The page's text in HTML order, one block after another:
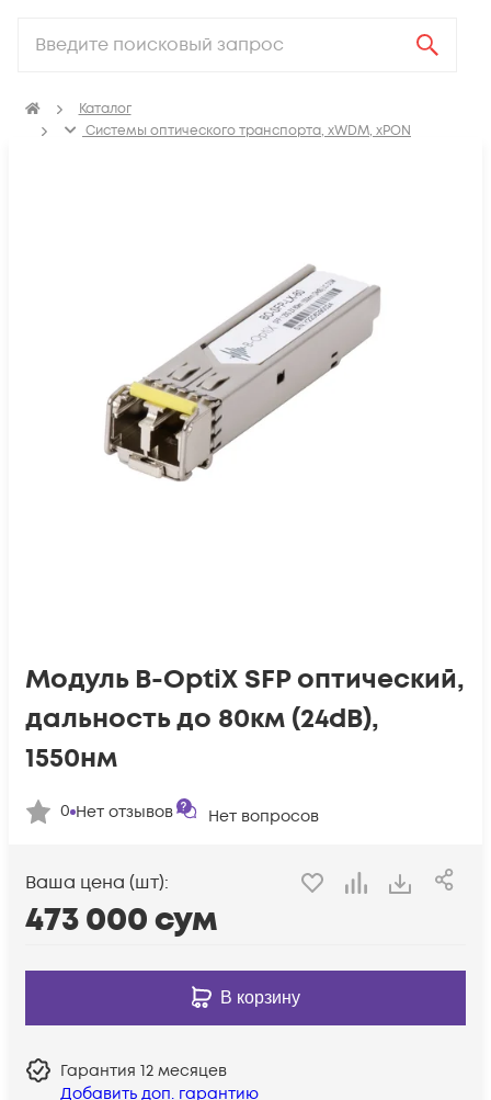
Каталог
Системы оптического транспорта, xWDM, xPON
Модуль B-OptiX SFP оптический,
дальность до 80км (24dB),
1550нм
0 Нет отзывов Нет вопросов
Ваша цена (шт):
473 000сум
В корзину
Гарантия 12 месяцев
Добавить доп. гарантию